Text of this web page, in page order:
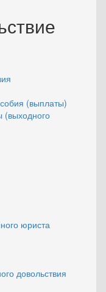
(выплаты)
(выходного
юриста
довольствия